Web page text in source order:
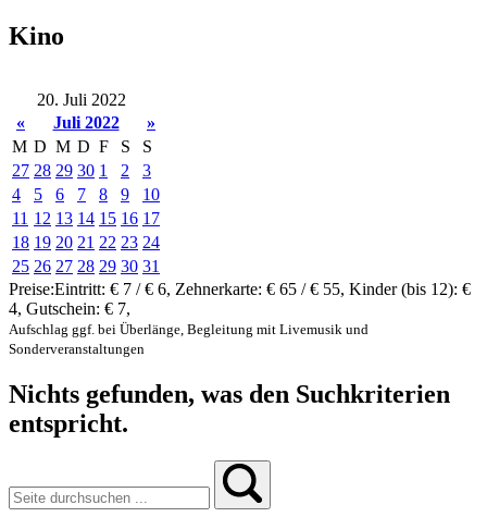
Kino
20. Juli 2022
«
Juli 2022
»
M D M D F S
S
27 28 29 30 1 2
3
4
5 6 7 8 9
10
11 12 13 14 15 16 17
18 19 20 21 22 23 24
25 26 27 28 29 30 31
Preise:Eintritt: € 7 / € 6, Zehnerkarte: € 65 / € 55, Kinder (bis 12): €
4, Gutschein: € 7,
Aufschlag ggf. bei Überlänge, Begleitung mit Livemusik und
Sonderveranstaltungen
Nichts gefunden, was den Suchkriterien
entspricht.